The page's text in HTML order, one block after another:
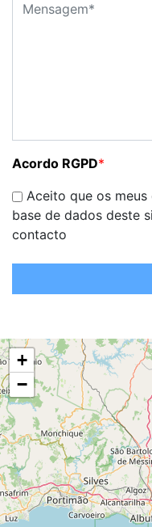
Acordo RGPD*
Aceito que os meus
base de dados deste
contacto
+
−